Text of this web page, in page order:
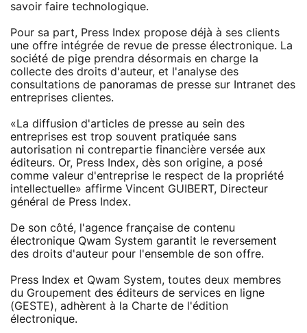
savoir faire technologique.
Pour sa part, Press Index propose déjà à ses clients
une offre intégrée de revue de presse électronique. La
société de pige prendra désormais en charge la
collecte des droits d'auteur, et l'analyse des
consultations de panoramas de presse sur Intranet des
entreprises clientes.
«La diffusion d'articles de presse au sein des
entreprises est trop souvent pratiquée sans
autorisation ni contrepartie financière versée aux
éditeurs. Or, Press Index, dès son origine, a posé
comme valeur d'entreprise le respect de la propriété
intellectuelle» affirme Vincent GUIBERT, Directeur
général de Press Index.
De son côté, l'agence française de contenu
électronique Qwam System garantit le reversement
des droits d'auteur pour l'ensemble de son offre.
Press Index et Qwam System, toutes deux membres
du Groupement des éditeurs de services en ligne
(GESTE), adhèrent à la Charte de l'édition
électronique.